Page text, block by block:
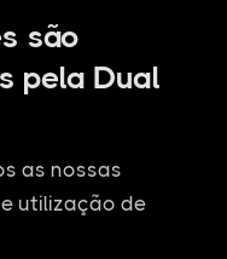
são
pela Dual
as nossas
utilização de